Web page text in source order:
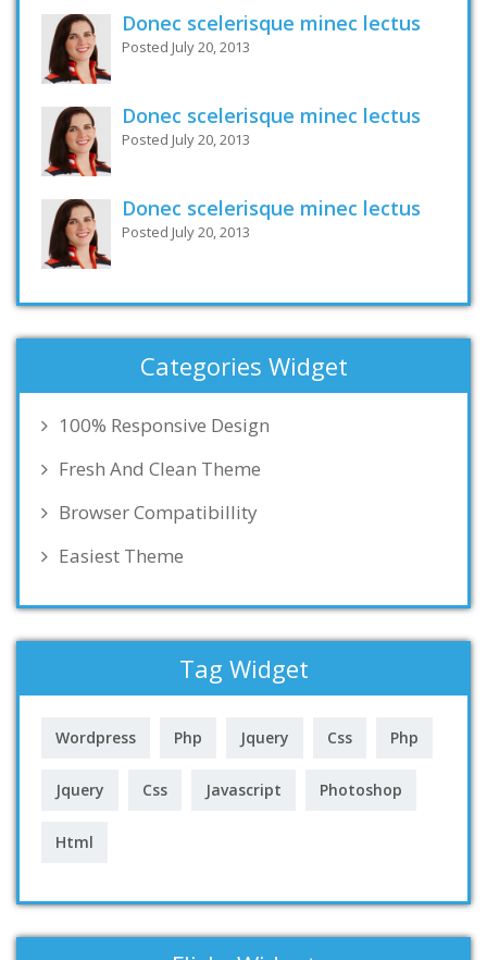
Donec scelerisque minec lectus
Posted July 20, 2013
Donec scelerisque minec lectus
Posted July 20, 2013
Donec scelerisque minec lectus
Posted July 20, 2013
Categories Widget
100% Responsive Design
Fresh And Clean Theme
Browser Compatibillity
Easiest Theme
Tag Widget
Wordpress Php Jquery Css Php
Jquery Css Javascript Photoshop
Html